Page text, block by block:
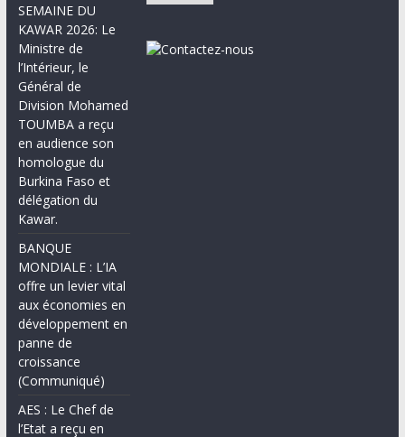
SEMAINE DU
KAWAR 2026: Le
Ministre de
l’Intérieur, le
Général de
Division Mohamed
TOUMBA a reçu
en audience son
homologue du
Burkina Faso et
délégation du
Kawar.
BANQUE
MONDIALE : L’IA
offre un levier vital
aux économies en
développement en
panne de
croissance
(Communiqué)
AES : Le Chef de
l’Etat a reçu en